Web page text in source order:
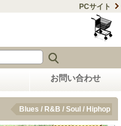
PCサイト
お問い合わせ
Blues / R&B / Soul / Hiphop